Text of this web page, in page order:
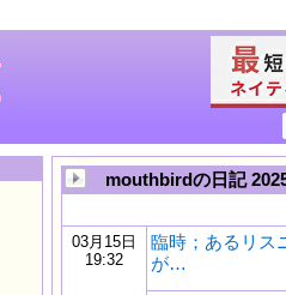
mouthbirdの日記
03月15日
19:32
臨時；あるリス
が…